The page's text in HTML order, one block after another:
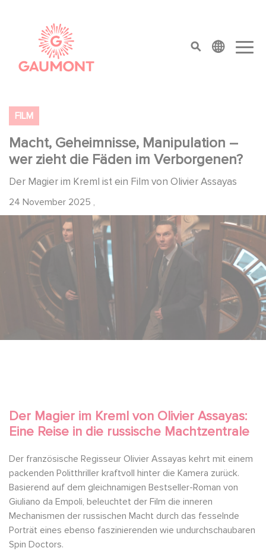
top menu
FILM
Macht, Geheimnisse, Manipulation –
wer zieht die Fäden im Verborgenen?
Der Magier im Kreml ist ein Film von Olivier Assayas
24 November 2025 ,
Der Magier im Kreml von Olivier Assayas:
Eine Reise in die russische Machtzentrale
Der französische Regisseur Olivier Assayas kehrt mit einem
packenden Politthriller kraftvoll hinter die Kamera zurück.
Basierend auf dem gleichnamigen Bestseller-Roman von
Giuliano da Empoli, beleuchtet der Film die inneren
Mechanismen der russischen Macht durch das fesselnde
Porträt eines ebenso faszinierenden wie undurchschaubaren
Spin Doctors.